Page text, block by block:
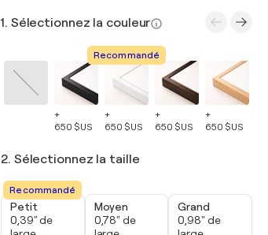
1. Sélectionnez la couleur
+
650 $US
Recommandé
+
650 $US
+
650 $US
+
650 $US
2. Sélectionnez la taille
Recommandé
Petit
0,39" de
Moyen
0,78" de
Grand
0,98" de